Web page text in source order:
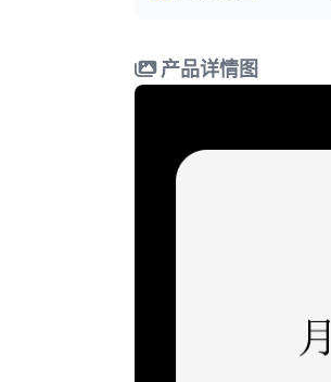
产品详情图